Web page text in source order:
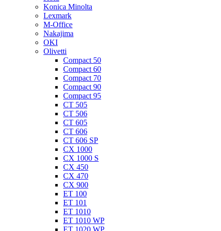
Konica Minolta
Lexmark
M-Office
Nakajima
OKI
Olivetti
Compact 50
Compact 60
Compact 70
Compact 90
Compact 95
CT 505
CT 506
CT 605
CT 606
CT 606 SP
CX 1000
CX 1000 S
CX 450
CX 470
CX 900
ET 100
ET 101
ET 1010
ET 1010 WP
ET 1020 WP